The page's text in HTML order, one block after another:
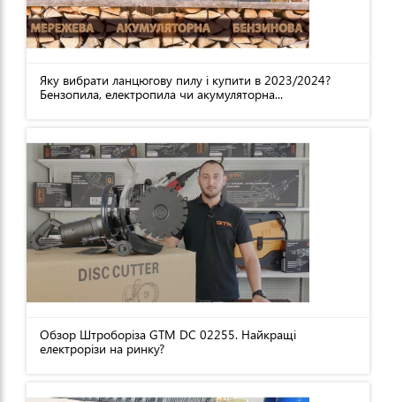
Яку вибрати ланцюгову пилу і купити в 2023/2024?
Бензопила, електропила чи акумуляторна...
Обзор Штроборіза GTM DC 02255. Найкращі
електрорізи на ринку?